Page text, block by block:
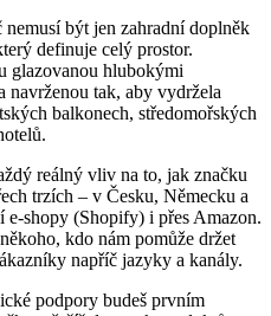
být jen zahradní doplněk
definuje celý prostor.
glazovanou hlubokými
navrženou tak, aby vydržela
balkonech, středomořských
reálný vliv na to, jak značku
trzích – v Česku, Německu a
e-shopy (Shopify) i přes Amazon.
kdo nám pomůže držet
napříč jazyky a kanály.
podpory budeš prvním